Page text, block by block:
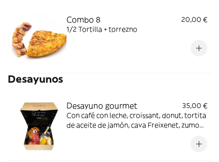
Combo 8
20,00 €
1/2 Tortilla + torrezno
Desayunos
Desayuno gourmet
35,00 €
Con café con leche, croissant, donut, tortita
de aceite de jamón, cava Freixenet, zumo